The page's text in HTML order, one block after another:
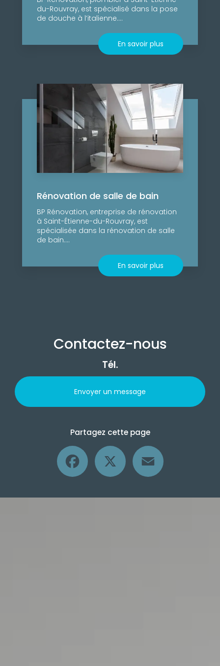
du-Rouvray, est spécialisé dans la pose
de douche à l’italienne....
En savoir plus
Rénovation de salle de bain
BP Rénovation, entreprise de rénovation
à Saint-Étienne-du-Rouvray, est
spécialisée dans la rénovation de salle
de bain....
En savoir plus
Contactez-nous
Tél.
Envoyer un message
Partagez cette page
Facebook